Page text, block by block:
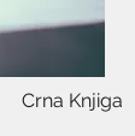
Crna Knjiga